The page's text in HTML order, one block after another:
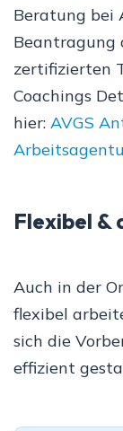
Beratung bei
Beantragung
zertifizierten
Coachings
hier: AVGS
Flexibel &
Auch in der
flexibel
sich die
effizient